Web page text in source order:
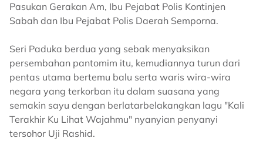
Pasukan Gerakan Am, Ibu Pejabat Polis Kontinjen
Sabah dan Ibu Pejabat Polis Daerah Semporna.
Seri Paduka berdua yang sebak menyaksikan
persembahan pantomim itu, kemudiannya turun dari
pentas utama bertemu balu serta waris wira-wira
negara yang terkorban itu dalam suasana yang
semakin sayu dengan berlatarbelakangkan lagu "Kali
Terakhir Ku Lihat Wajahmu" nyanyian penyanyi
tersohor Uji Rashid.